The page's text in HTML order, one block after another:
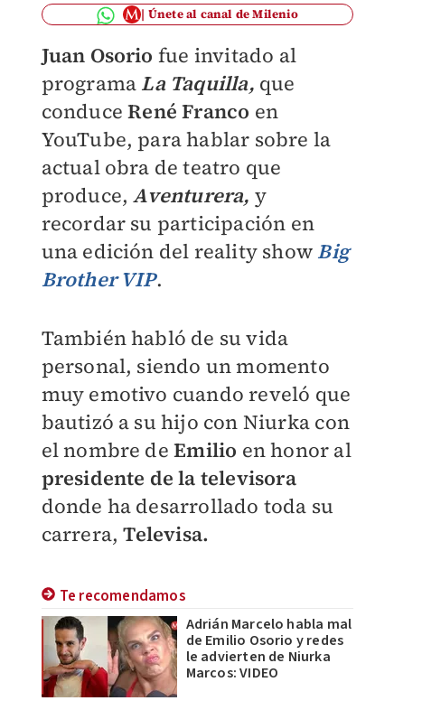
Únete al canal de Milenio
Juan Osorio fue invitado al
programa La Taquilla, que
conduceRené Franco en
YouTube, para hablar sobre la
actual obra de teatro que
produce, Aventurera, y
recordar su participación en
una edición del reality show Big
Brother VIP.
También habló de su vida
personal, siendo un momento
muy emotivo cuando reveló que
bautizó a su hijo con Niurka con
el nombre deEmilio en honor al
presidente de la televisora
donde ha desarrollado toda su
carrera,Televisa.
Te recomendamos
Adrián Marcelo habla mal
de Emilio Osorio y redes
le advierten de Niurka
Marcos: VIDEO